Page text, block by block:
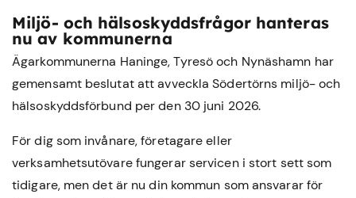
Miljö- och hälsoskyddsfrågor hanteras
nu av kommunerna
Ägarkommunerna Haninge, Tyresö och Nynäshamn har
gemensamt beslutat att avveckla Södertörns miljö- och
hälsoskyddsförbund per den 30 juni 2026.
För dig som invånare, företagare eller
verksamhetsutövare fungerar servicen i stort sett som
tidigare, men det är nu din kommun som ansvarar för